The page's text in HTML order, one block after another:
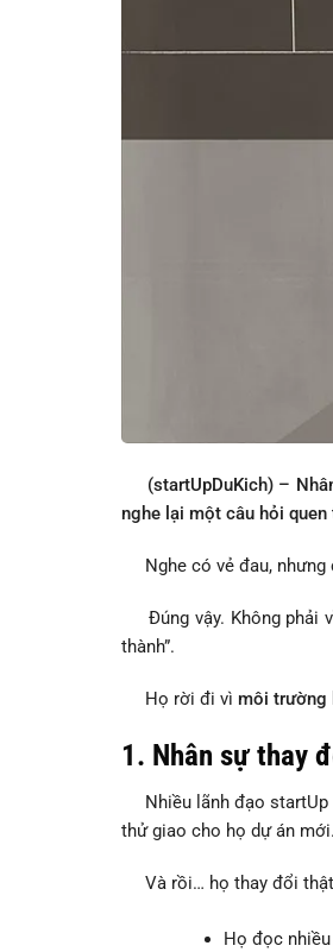
(startUpDuKich) –
nghe lại một câu hỏi
Nghe có vẻ đau, nhưng
Đúng vậy. Không phải vì
thành”.
Họ rời đi vì môi trường
1. Nhân sự thay
Nhiều lãnh đạo startUp
thử giao cho họ dự án mới.
Và rồi… họ thay đổi
Họ đọc